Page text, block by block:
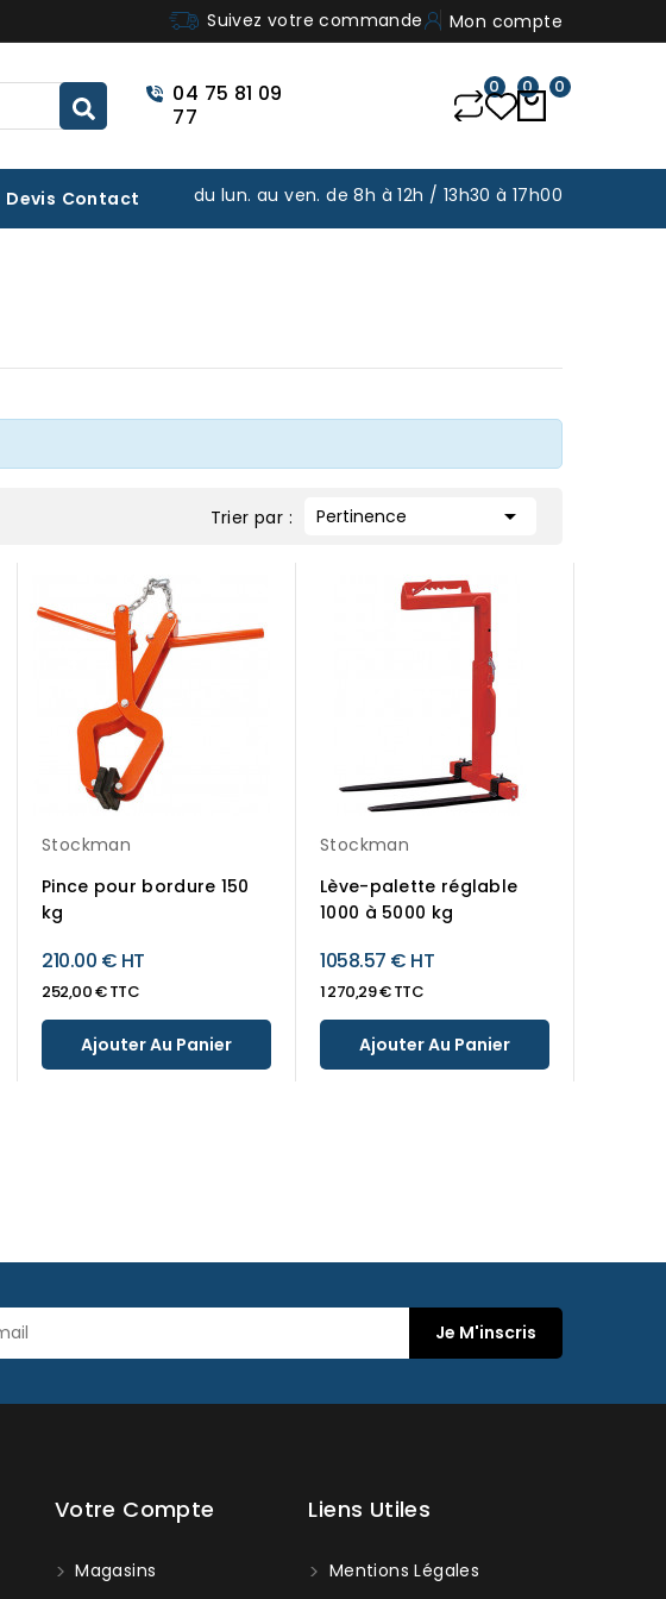
Suivez votre commande Mon compte
04 75 81 09
77
0 0 0
Devis Contact du lun. au ven. de 8h à 12h / 13h30 à 17h00
Trier par : Pertinence 
Stockman
Pince pour bordure 150
kg
210.00 € HT
252,00 € TTC
Ajouter Au Panier
Stockman
Lève-palette réglable
1000 à 5000 kg
1058.57 € HT
1 270,29 € TTC
Ajouter Au Panier
Votre Compte
Magasins
Liens Utiles
Mentions Légales